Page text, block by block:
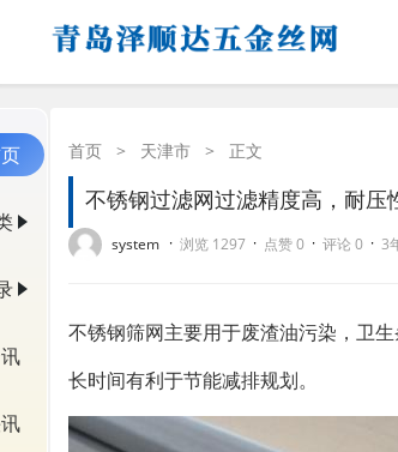
首页 > 天津市 > 正文
不锈钢过滤网过滤精度高，耐压
system · 浏览 1297 · 点赞 0 · 评论 0 · 3
不锈钢筛网主要用于废渣油污染，卫
长时间有利于节能减排规划。